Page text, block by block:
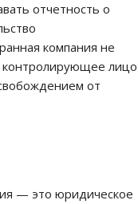
отчетность о
компания не
лицо
от
— это юридическое